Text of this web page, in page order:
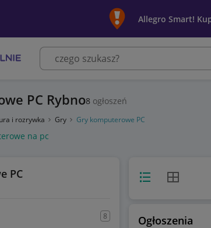
Allegro Smart!
PC Rybno8 ogłoszeń
i rozrywka Gry Gry komputerowe PC
na pc
PC
8
Widok listyWidok siatki
Ogłoszenia